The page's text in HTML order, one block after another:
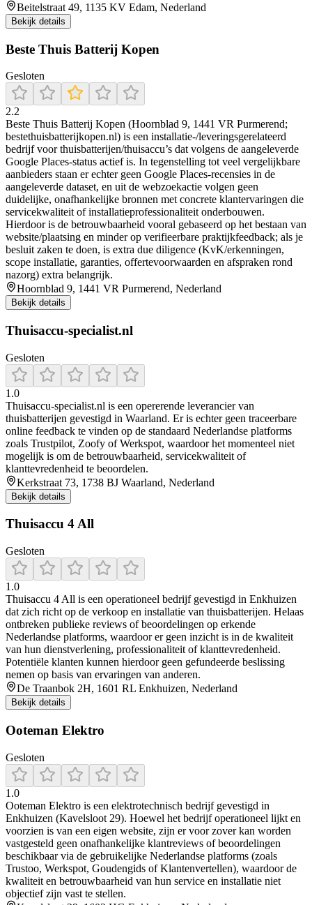
Beitelstraat 49, 1135 KV Edam, Nederland
Bekijk details
Beste Thuis Batterij Kopen
Gesloten
2.2
Beste Thuis Batterij Kopen (Hoornblad 9, 1441 VR Purmerend;
bestethuisbatterijkopen.nl) is een installatie-/leveringsgerelateerd
bedrijf voor thuisbatterijen/thuisaccu’s dat volgens de aangeleverde
Google Places-status actief is. In tegenstelling tot veel vergelijkbare
aanbieders staan er echter geen Google Places-recensies in de
aangeleverde dataset, en uit de webzoekactie volgen geen
duidelijke, onafhankelijke bronnen met concrete klantervaringen die
servicekwaliteit of installatieprofessionaliteit onderbouwen.
Hierdoor is de betrouwbaarheid vooral gebaseerd op het bestaan van
website/plaatsing en minder op verifieerbare praktijkfeedback; als je
besluit zaken te doen, is extra due diligence (KvK/erkenningen,
scope installatie, garanties, offertevoorwaarden en afspraken rond
nazorg) extra belangrijk.
Hoornblad 9, 1441 VR Purmerend, Nederland
Bekijk details
Thuisaccu-specialist.nl
Gesloten
1.0
Thuisaccu‑specialist.nl is een opererende leverancier van
thuisbatterijen gevestigd in Waarland. Er is echter geen traceerbare
online feedback te vinden op de standaard Nederlandse platforms
zoals Trustpilot, Zoofy of Werkspot, waardoor het momenteel niet
mogelijk is om de betrouwbaarheid, servicekwaliteit of
klanttevredenheid te beoordelen.
Kerkstraat 73, 1738 BJ Waarland, Nederland
Bekijk details
Thuisaccu 4 All
Gesloten
1.0
Thuisaccu 4 All is een operationeel bedrijf gevestigd in Enkhuizen
dat zich richt op de verkoop en installatie van thuisbatterijen. Helaas
ontbreken publieke reviews of beoordelingen op erkende
Nederlandse platforms, waardoor er geen inzicht is in de kwaliteit
van hun dienstverlening, professionaliteit of klanttevredenheid.
Potentiële klanten kunnen hierdoor geen gefundeerde beslissing
nemen op basis van ervaringen van anderen.
De Traanbok 2H, 1601 RL Enkhuizen, Nederland
Bekijk details
Ooteman Elektro
Gesloten
1.0
Ooteman Elektro is een elektrotechnisch bedrijf gevestigd in
Enkhuizen (Kavelsloot 29). Hoewel het bedrijf operationeel lijkt en
voorzien is van een eigen website, zijn er voor zover kan worden
vastgesteld geen onafhankelijke klantreviews of beoordelingen
beschikbaar via de gebruikelijke Nederlandse platforms (zoals
Trustoo, Werkspot, Goudengids of Klantenvertellen), waardoor de
kwaliteit en betrouwbaarheid van hun service en installatie niet
objectief zijn vast te stellen.